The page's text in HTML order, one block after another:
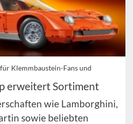
Klemmbaustein-Fans und
erweitert Sortiment
wie Lamborghini,
sowie beliebten